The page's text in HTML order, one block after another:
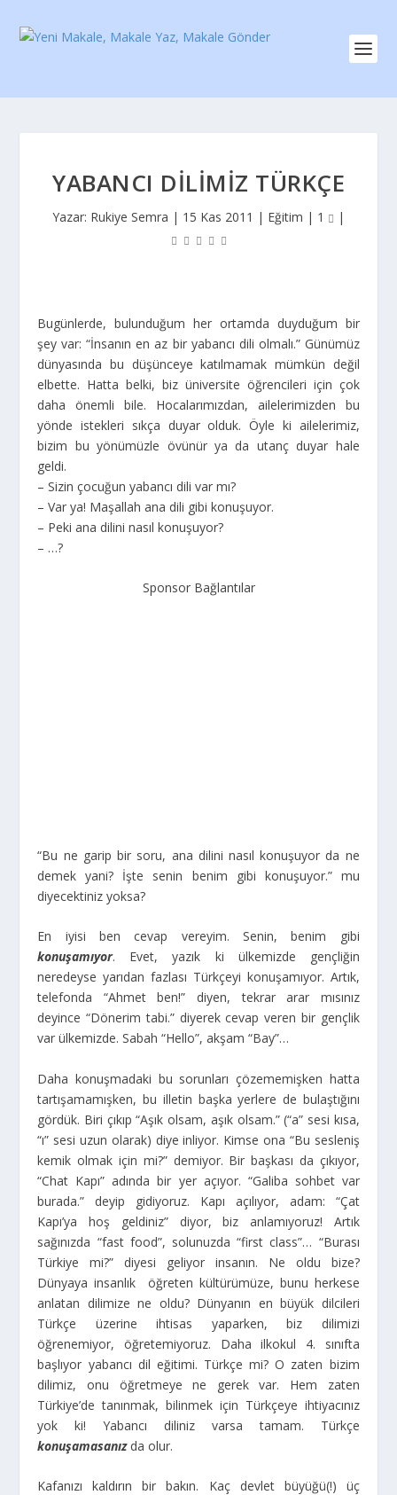
YABANCI DILIMIZ TÜRKÇE
Yazar: Rukiye Semra | 15 Kas 2011 | Eğitim | 1 |
Bugünlerde, bulunduğum her ortamda duyduğum bir
şey var: “İnsanın en az bir yabancı dili olmalı.” Günümüz
dünyasında bu düşünceye katılmamak mümkün değil
elbette. Hatta belki, biz üniversite öğrencileri için çok
daha önemli bile. Hocalarımızdan, ailelerimizden bu
yönde istekleri sıkça duyar olduk. Öyle ki ailelerimiz,
bizim bu yönümüzle övünür ya da utanç duyar hale
geldi.
– Sizin çocuğun yabancı dili var mı?
– Var ya! Maşallah ana dili gibi konuşuyor.
– Peki ana dilini nasıl konuşuyor?
– …?
Sponsor Bağlantılar
“Bu ne garip bir soru, ana dilini nasıl konuşuyor da ne
demek yani? İşte senin benim gibi konuşuyor.” mu
diyecektiniz yoksa?
En iyisi ben cevap vereyim. Senin, benim gibi
konuşamıyor. Evet, yazık ki ülkemizde gençliğin
neredeyse yarıdan fazlası Türkçeyi konuşamıyor. Artık,
telefonda “Ahmet ben!” diyen, tekrar arar mısınız
deyince “Dönerim tabi.” diyerek cevap veren bir gençlik
var ülkemizde. Sabah “Hello”, akşam “Bay”…
Daha konuşmadaki bu sorunları çözememişken hatta
tartışamamışken, bu illetin başka yerlere de bulaştığını
gördük. Biri çıkıp “Aşık olsam, aşık olsam.” (“a” sesi kısa,
“ı” sesi uzun olarak) diye inliyor. Kimse ona “Bu sesleniş
kemik olmak için mi?” demiyor. Bir başkası da çıkıyor,
“Chat Kapı” adında bir yer açıyor. “Galiba sohbet var
burada.” deyip gidiyoruz. Kapı açılıyor, adam: “Çat
Kapı’ya hoş geldiniz” diyor, biz anlamıyoruz! Artık
sağınızda “fast food”, solunuzda “first class”… “Burası
Türkiye mi?” diyesi geliyor insanın. Ne oldu bize?
Dünyaya insanlık öğreten kültürümüze, bunu herkese
anlatan dilimize ne oldu? Dünyanın en büyük dilcileri
Türkçe üzerine ihtisas yaparken, biz dilimizi
öğrenemiyor, öğretemiyoruz. Daha ilkokul 4. sınıfta
başlıyor yabancı dil eğitimi. Türkçe mi? O zaten bizim
dilimiz, onu öğretmeye ne gerek var. Hem zaten
Türkiye’de tanınmak, bilinmek için Türkçeye ihtiyacınız
yok ki! Yabancı diliniz varsa tamam. Türkçe
konuşamasanızda olur.
Kafanızı kaldırın bir bakın. Kaç devlet büyüğü(!) üç